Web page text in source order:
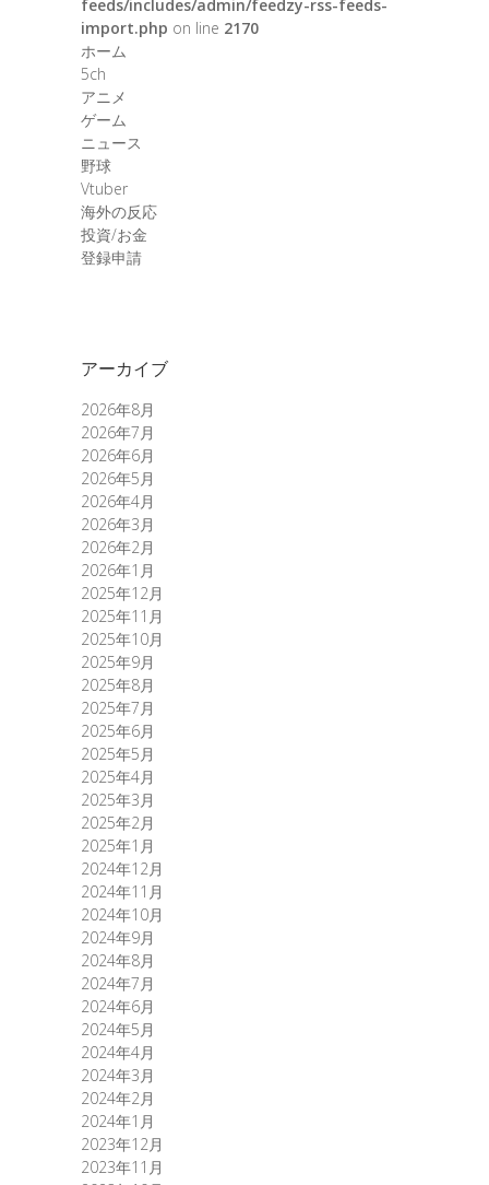
feeds/includes/admin/feedzy-rss-feeds-
import.php on line 2170
ホーム
5ch
アニメ
ゲーム
ニュース
野球
Vtuber
海外の反応
投資/お金
登録申請
アーカイブ
2026年8月
2026年7月
2026年6月
2026年5月
2026年4月
2026年3月
2026年2月
2026年1月
2025年12月
2025年11月
2025年10月
2025年9月
2025年8月
2025年7月
2025年6月
2025年5月
2025年4月
2025年3月
2025年2月
2025年1月
2024年12月
2024年11月
2024年10月
2024年9月
2024年8月
2024年7月
2024年6月
2024年5月
2024年4月
2024年3月
2024年2月
2024年1月
2023年12月
2023年11月